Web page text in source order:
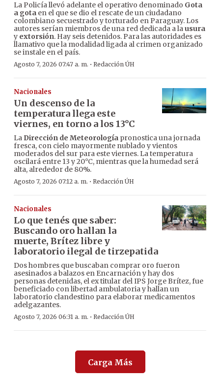
La Policía llevó adelante el operativo denominado Gota
a gota en el que se dio el rescate de un ciudadano
colombiano secuestrado y torturado en Paraguay. Los
autores serían miembros de una red dedicada a lausura
y extorsión. Hay seis detenidos. Para las autoridades es
llamativo que la modalidad ligada al crimen organizado
se instale en el país.
Agosto 7, 2026 07:47 a. m. · Redacción ÚH
Nacionales
Un descenso de la
temperatura llega este
viernes, en torno a los 13°C
La Dirección de Meteorología pronostica una jornada
fresca, con cielo mayormente nublado y vientos
moderados del sur para este viernes. La temperatura
oscilará entre 13 y 20°C, mientras que la humedad será
alta, alrededor de 80%.
Agosto 7, 2026 07:12 a. m. · Redacción ÚH
Nacionales
Lo que tenés que saber:
Buscando oro hallan la
muerte, Brítez libre y
laboratorio ilegal de tirzepatida
Dos hombres que buscaban comprar oro fueron
asesinados a balazos en Encarnación y hay dos
personas detenidas, el ex titular del IPS Jorge Brítez, fue
beneficiado con libertad ambulatoria y hallan un
laboratorio clandestino para elaborar medicamentos
adelgazantes.
Agosto 7, 2026 06:31 a. m. · Redacción ÚH
Carga Más